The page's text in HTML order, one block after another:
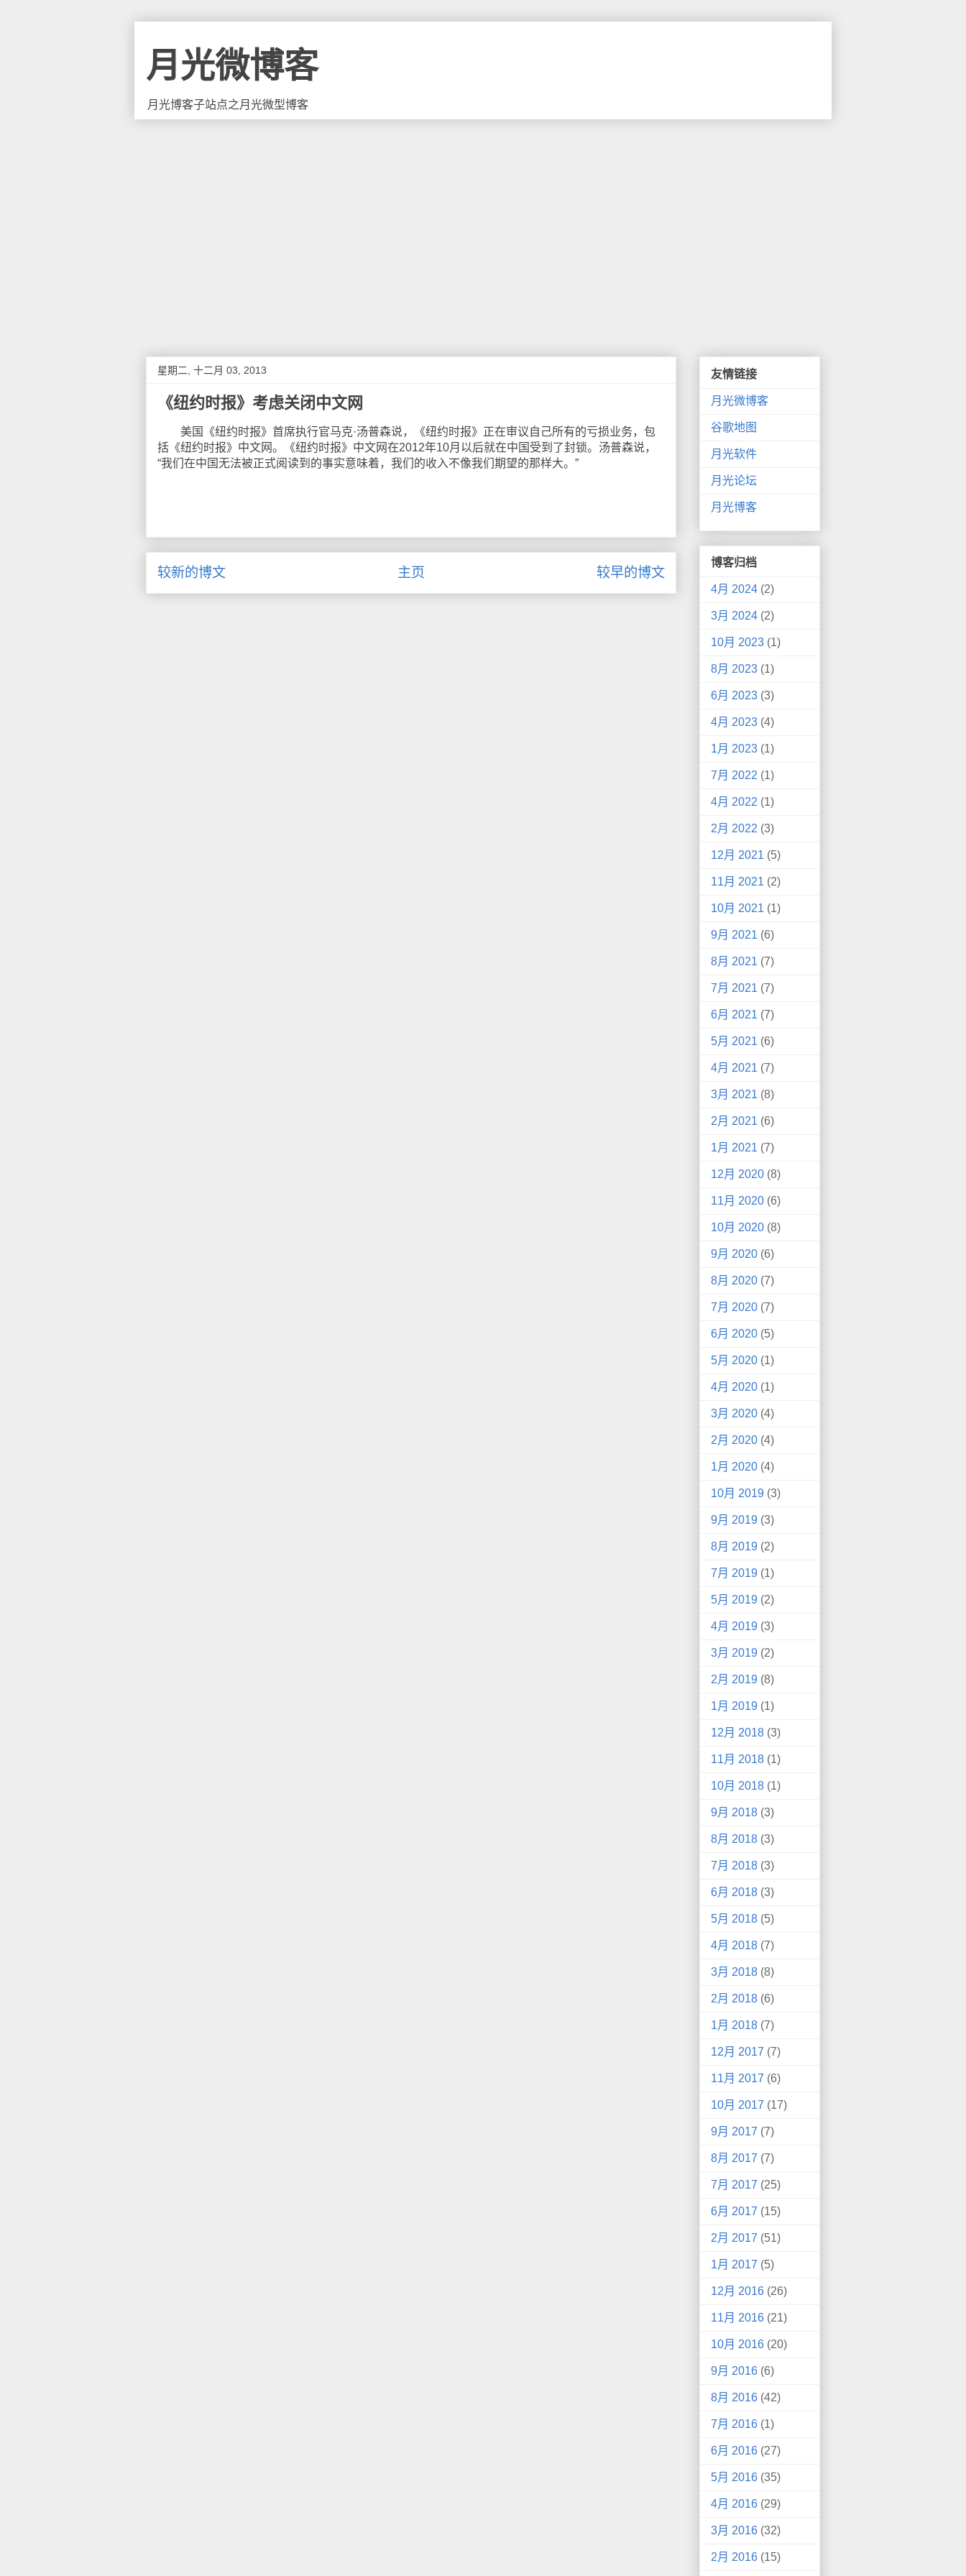
月光微博客
月光博客子站点之月光微型博客
星期二, 十二月 03, 2013
《纽约时报》考虑关闭中文网
美国《纽约时报》首席执行官马克·汤普森说，《纽约时报》正在审议自己所有的亏损业务，包
括《纽约时报》中文网。《纽约时报》中文网在2012年10月以后就在中国受到了封锁。汤普森说，
“我们在中国无法被正式阅读到的事实意味着，我们的收入不像我们期望的那样大。”
较新的博文 较早的博文
主页
友情链接
月光微博客
谷歌地图
月光软件
月光论坛
月光博客
博客归档
4月 2024 (2)
3月 2024 (2)
10月 2023 (1)
8月 2023 (1)
6月 2023 (3)
4月 2023 (4)
1月 2023 (1)
7月 2022 (1)
4月 2022 (1)
2月 2022 (3)
12月 2021 (5)
11月 2021 (2)
10月 2021 (1)
9月 2021 (6)
8月 2021 (7)
7月 2021 (7)
6月 2021 (7)
5月 2021 (6)
4月 2021 (7)
3月 2021 (8)
2月 2021 (6)
1月 2021 (7)
12月 2020 (8)
11月 2020 (6)
10月 2020 (8)
9月 2020 (6)
8月 2020 (7)
7月 2020 (7)
6月 2020 (5)
5月 2020 (1)
4月 2020 (1)
3月 2020 (4)
2月 2020 (4)
1月 2020 (4)
10月 2019 (3)
9月 2019 (3)
8月 2019 (2)
7月 2019 (1)
5月 2019 (2)
4月 2019 (3)
3月 2019 (2)
2月 2019 (8)
1月 2019 (1)
12月 2018 (3)
11月 2018 (1)
10月 2018 (1)
9月 2018 (3)
8月 2018 (3)
7月 2018 (3)
6月 2018 (3)
5月 2018 (5)
4月 2018 (7)
3月 2018 (8)
2月 2018 (6)
1月 2018 (7)
12月 2017 (7)
11月 2017 (6)
10月 2017 (17)
9月 2017 (7)
8月 2017 (7)
7月 2017 (25)
6月 2017 (15)
2月 2017 (51)
1月 2017 (5)
12月 2016 (26)
11月 2016 (21)
10月 2016 (20)
9月 2016 (6)
8月 2016 (42)
7月 2016 (1)
6月 2016 (27)
5月 2016 (35)
4月 2016 (29)
3月 2016 (32)
2月 2016 (15)